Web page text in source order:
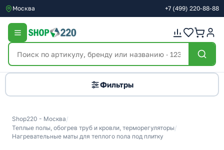
Москва +7 (499) 220-88-88
Фильтры
Shop220 - Москва/
Теплые полы, обогрев труб и кровли, терморегуляторы/
Нагревательные маты для теплого пола под плитку